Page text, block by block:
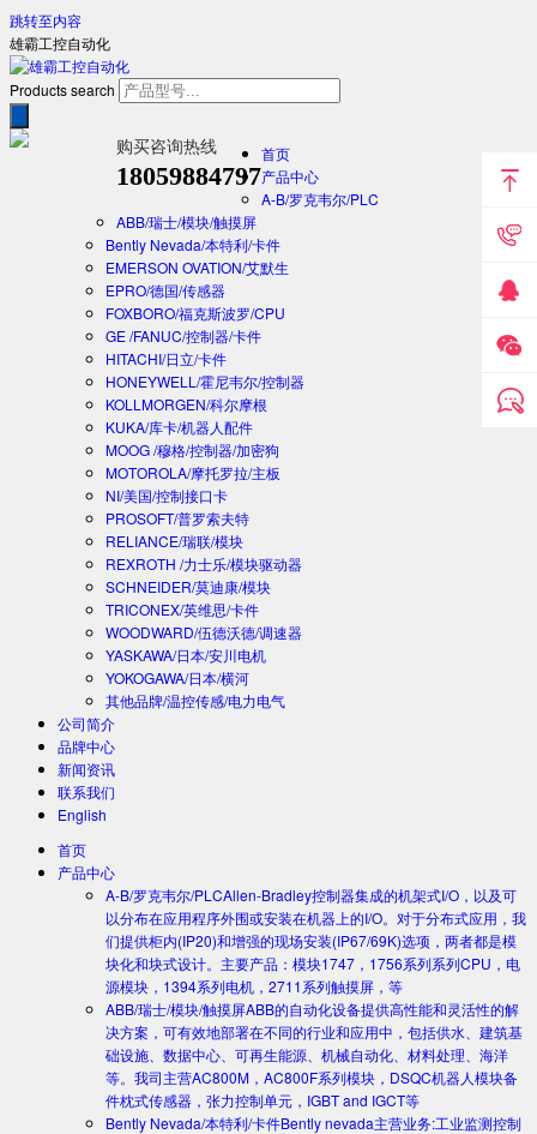
跳转至内容
雄霸工控自动化
Products search
购买咨询热线
18059884797
首页
产品中心
A-B/罗克韦尔/PLC
ABB/瑞士/模块/触摸屏
Bently Nevada/本特利/卡件
EMERSON OVATION/艾默生
EPRO/德国/传感器
FOXBORO/福克斯波罗/CPU
GE /FANUC/控制器/卡件
HITACHI/日立/卡件
HONEYWELL/霍尼韦尔/控制器
KOLLMORGEN/科尔摩根
KUKA/库卡/机器人配件
MOOG /穆格/控制器/加密狗
MOTOROLA/摩托罗拉/主板
NI/美国/控制接口卡
PROSOFT/普罗索夫特
RELIANCE/瑞联/模块
REXROTH /力士乐/模块驱动器
SCHNEIDER/莫迪康/模块
TRICONEX/英维思/卡件
WOODWARD/伍德沃德/调速器
YASKAWA/日本/安川电机
YOKOGAWA/日本/横河
其他品牌/温控传感/电力电气
公司简介
品牌中心
新闻资讯
联系我们
English
首页
产品中心
A-B/罗克韦尔/PLCAllen-Bradley控制器集成的机架式I/O，以及可
以分布在应用程序外围或安装在机器上的I/O。对于分布式应用，我
们提供柜内(IP20)和增强的现场安装(IP67/69K)选项，两者都是模
块化和块式设计。主要产品：模块1747，1756系列系列CPU，电
源模块，1394系列电机，2711系列触摸屏，等
ABB/瑞士/模块/触摸屏ABB的自动化设备提供高性能和灵活性的解
决方案，可有效地部署在不同的行业和应用中，包括供水、建筑基
础设施、数据中心、可再生能源、机械自动化、材料处理、海洋
等。我司主营AC800M，AC800F系列模块，DSQC机器人模块备
件枕式传感器，张力控制单元，IGBT and IGCT等
Bently Nevada/本特利/卡件Bently nevada主营业务:工业监测控制